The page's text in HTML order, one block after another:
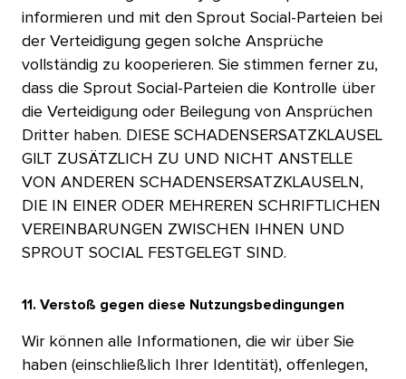
informieren und mit den Sprout Social-Parteien bei
der Verteidigung gegen solche Ansprüche
vollständig zu kooperieren. Sie stimmen ferner zu,
dass die Sprout Social-Parteien die Kontrolle über
die Verteidigung oder Beilegung von Ansprüchen
Dritter haben. DIESE SCHADENSERSATZKLAUSEL
GILT ZUSÄTZLICH ZU UND NICHT ANSTELLE
VON ANDEREN SCHADENSERSATZKLAUSELN,
DIE IN EINER ODER MEHREREN SCHRIFTLICHEN
VEREINBARUNGEN ZWISCHEN IHNEN UND
SPROUT SOCIAL FESTGELEGT SIND.​​
11. Verstoß gegen diese Nutzungsbedingungen​​
Wir können alle Informationen, die wir über Sie
haben (einschließlich Ihrer Identität), offenlegen,